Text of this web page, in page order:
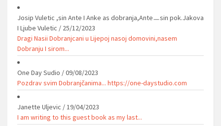
Josip Vuletic ,sin Ante I Anke as dobranja,Anteㅡsin pok.Jakova
I Ljube Vuletic / 25/12/2023
Dragi Nasii Dobranjcani u Lijepoj nasoj domovini,nasem
Dobranju I sirom...
One Day Sudio /09/08/2023
Pozdrav svim Dobranjčanima... https://one-daystudio.com
Janette Uljevic /19/04/2023
I am writing to this guest book as my last...